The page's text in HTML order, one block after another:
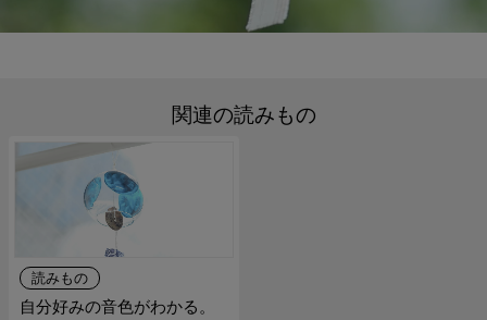
関連の読みもの
読みもの
自分好みの音色がわかる。